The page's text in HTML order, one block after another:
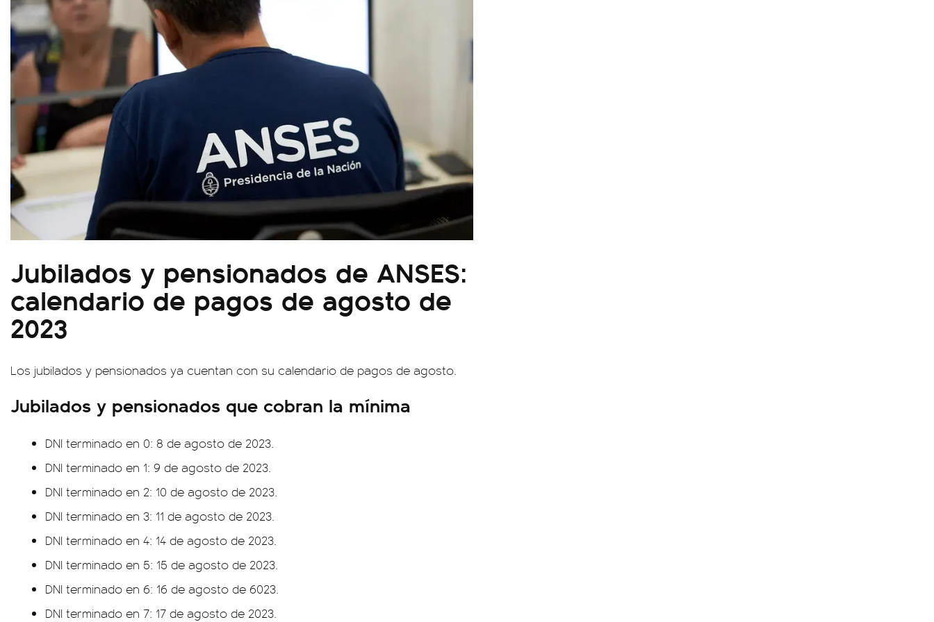
Jubilados y pensionados de ANSES:
calendario de pagos de agosto de
2023
Los jubilados y pensionados ya cuentan con su calendario de pagos de agosto.
Jubilados y pensionados que cobran la mínima
DNI terminado en 0: 8 de agosto de 2023.
DNI terminado en 1: 9 de agosto de 2023.
DNI terminado en 2: 10 de agosto de 2023.
DNI terminado en 3: 11 de agosto de 2023.
DNI terminado en 4: 14 de agosto de 2023.
DNI terminado en 5: 15 de agosto de 2023.
DNI terminado en 6: 16 de agosto de 6023.
DNI terminado en 7: 17 de agosto de 2023.